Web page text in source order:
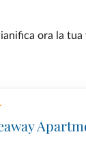
ora la